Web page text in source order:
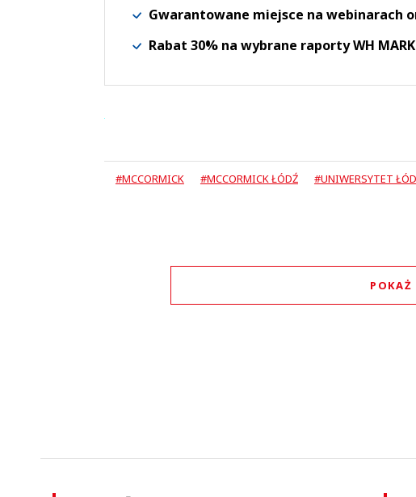
Gwarantowane miejsce na webinarach
Rabat 30% na wybrane raporty WH
#MCCORMICK #MCCORMICK ŁÓDŹ #UNIWERSYTET
POKAŻ